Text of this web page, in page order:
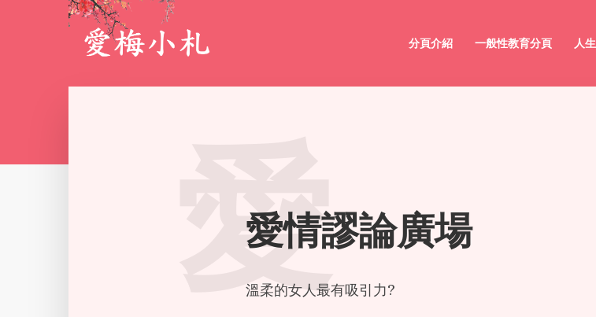
分頁介紹 一般性教育分頁 人
愛情謬論廣場
愛
溫柔的女人最有吸引力?